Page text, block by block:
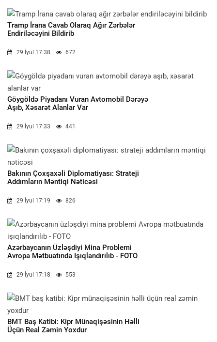
Tramp İrana Cavab Olaraq Ağır Zərbələr
Endiriləcəyini Bildirib
29 İyul 17:38 672
Göygöldə Piyadanı Vuran Avtomobil Dərəyə
Aşıb, Xəsarət Alanlar Var
29 İyul 17:33 441
Bakının Çoxşaxəli Diplomatiyası: Strateji
Addımların Məntiqi Nəticəsi
29 İyul 17:19 826
Azərbaycanın Üzləşdiyi Mina Problemi
Avropa Mətbuatında Işıqlandırılıb - FOTO
29 İyul 17:18 553
BMT Baş Katibi: Kipr Münaqişəsinin Həlli
Üçün Real Zəmin Yoxdur